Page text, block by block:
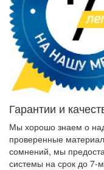
Гарантии и
Мы хорошо знаем о
проверенные
сомнений, мы
системы на срок до 7-